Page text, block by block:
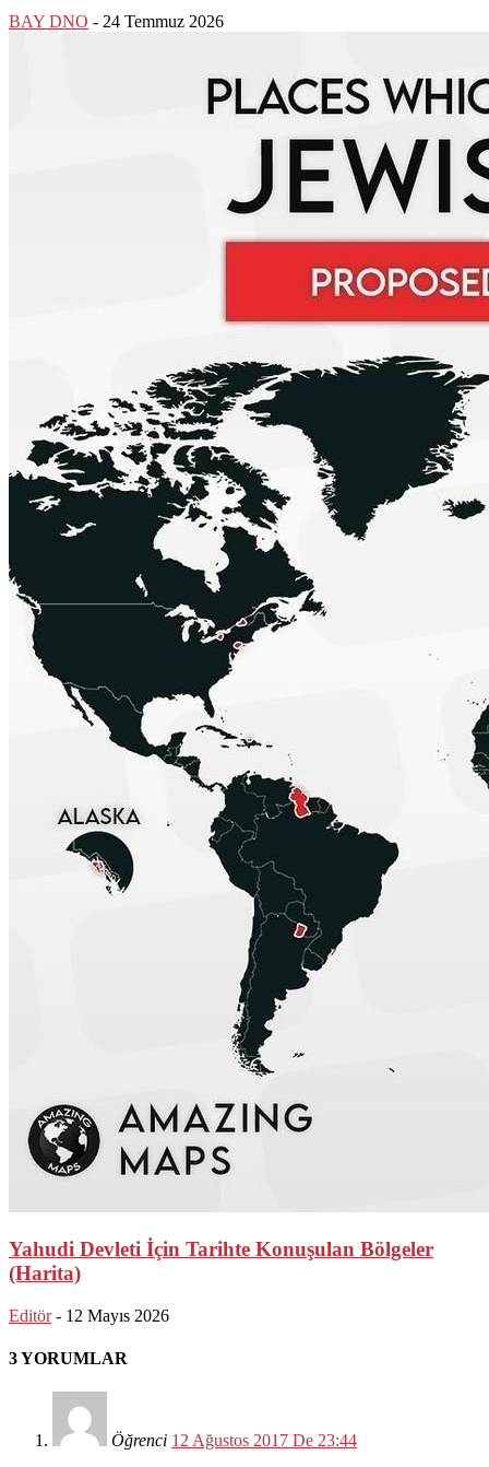
BAY DNO - 24 Temmuz 2026
Yahudi Devleti İçin Tarihte Konuşulan Bölgeler
(Harita)
Editör - 12 Mayıs 2026
3 YORUMLAR
Öğrenci 12 Ağustos 2017 De 23:44